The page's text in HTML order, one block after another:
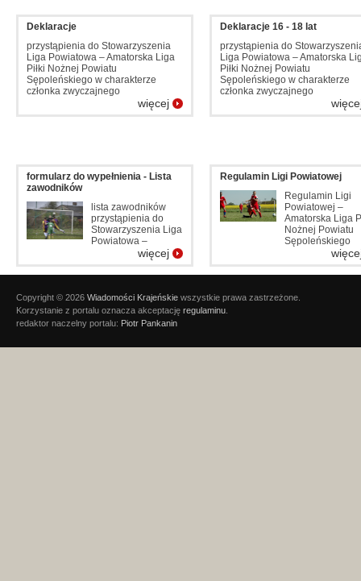
Deklaracje
przystąpienia do Stowarzyszenia
Liga Powiatowa – Amatorska Liga
Piłki Nożnej Powiatu
Sępoleńskiego w charakterze
członka zwyczajnego
więcej
Deklaracje 16 - 18 lat
przystąpienia do
Liga Powiatowa – Amatorska
Piłki Nożnej Powiatu
Sępoleńskiego w charakterze
członka zwyczajnego
formularz do wypełnienia - Lista
zawodników
lista zawodników
przystąpienia do
Stowarzyszenia Liga
Powiatowa –
więcej
Regulamin Ligi Powiatowej
Regulamin Ligi
Powiatowej –
Amatorska Liga
Nożnej Powiatu
Sępoleńskiego
Copyright © 2026 Wiadomości Krajeńskie wszystkie prawa zastrzeżone.
Korzystanie z portalu oznacza akceptację regulaminu
redaktor naczelny portalu: Piotr Pankanin